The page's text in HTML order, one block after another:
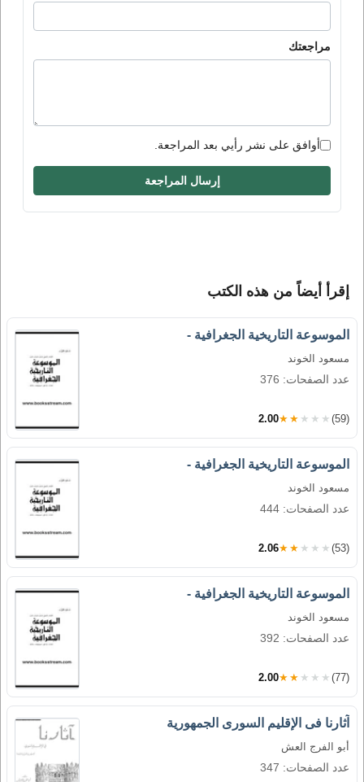
مراجعتك
أوافق على نشر رأيي بعد المراجعة.
إرسال المراجعة
إقرأ أيضاً من هذه الكتب
الموسوعة التاريخية الجغرافية -
مسعود الخوند
عدد الصفحات: 376
2.00★★★★★ (59)
الموسوعة التاريخية الجغرافية -
مسعود الخوند
عدد الصفحات: 444
2.06★★★★★ (53)
الموسوعة التاريخية الجغرافية -
مسعود الخوند
عدد الصفحات: 392
2.00★★★★★ (77)
آثارنا فى الإقليم السورى الجمهورية
أبو الفرج العش
عدد الصفحات: 347